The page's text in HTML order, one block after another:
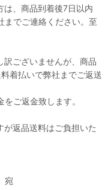
、商品到着後7日以内
までご連絡ください。至
ございませんが、商品
着払いで弊社までご返送
ご返金致します。
返品送料はご負担いた
宛